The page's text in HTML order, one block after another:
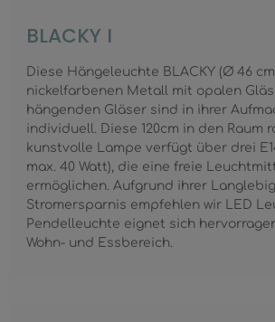
BLACKY I
Diese Hängeleuchte BLACKY (Ø 46
nickelfarbenen Metall mit opalen
hängenden Gläser sind in ihrer
individuell. Diese 120cm in den Raum
kunstvolle Lampe verfügt über drei
max. 40 Watt), die eine freie
ermöglichen. Aufgrund ihrer
Stromersparnis empfehlen wir LED
Pendelleuchte eignet sich
Wohn- und Essbereich.